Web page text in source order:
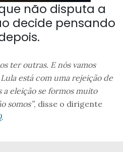
não disputa a
decide pensando
ter outras. E nós vamos
está com uma rejeição de
a eleição se formos muito
somos”, disse o dirigente
.